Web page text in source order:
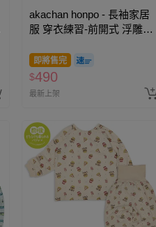
akachan honpo - 長袖家居
服 穿衣練習-前開式 浮雕寶
即將售完
$490
最新上架